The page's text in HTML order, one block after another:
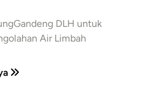
DLH untuk
Air Limbah